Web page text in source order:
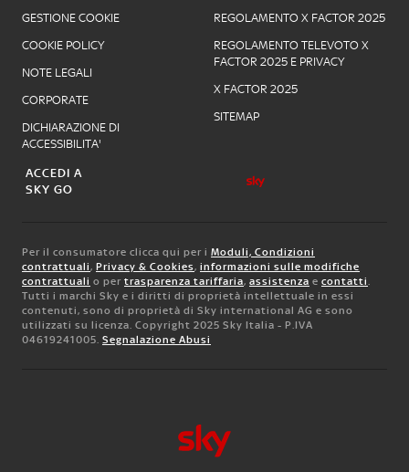
GESTIONE COOKIE
COOKIE POLICY
NOTE LEGALI
CORPORATE
DICHIARAZIONE DI
ACCESSIBILITA'
REGOLAMENTO X FACTOR 2025
REGOLAMENTO TELEVOTO X
FACTOR 2025 E PRIVACY
X FACTOR 2025
SITEMAP
ACCEDI A
SKY GO
Per il consumatore clicca qui per i Moduli, Condizioni
contrattuali, Privacy & Cookies, informazioni sulle modifiche
contrattuali o per trasparenza tariffaria, assistenza e contatti.
Tutti i marchi Sky e i diritti di proprietà intellettuale in essi
contenuti, sono di proprietà di Sky international AG e sono
utilizzati su licenza. Copyright 2025 Sky Italia - P.IVA
04619241005. Segnalazione Abusi